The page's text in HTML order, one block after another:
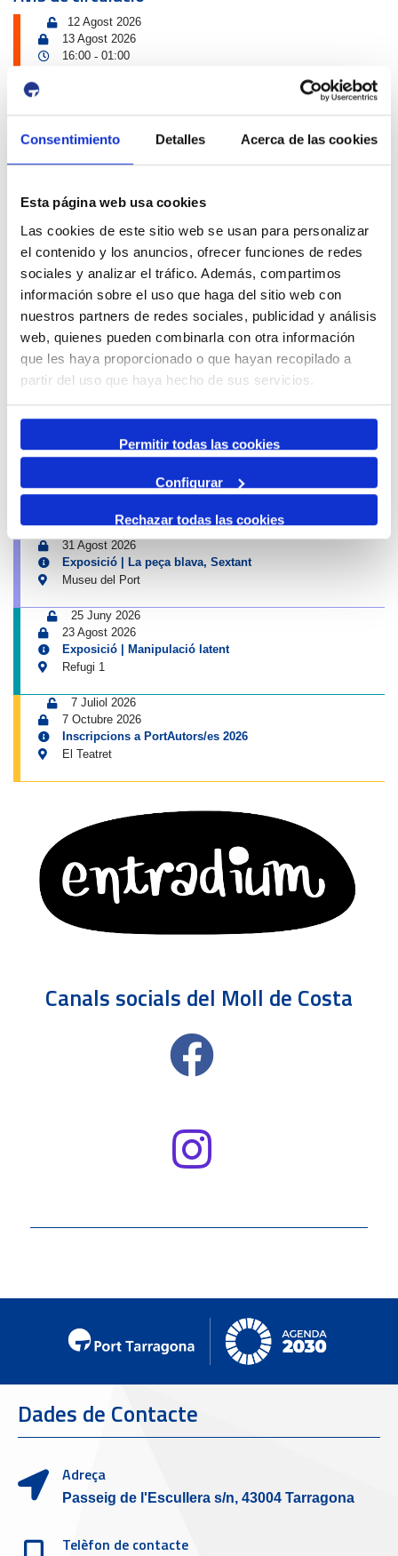
Consentimiento Detalles Acerca de las cookies
Esta página web usa cookies
Las cookies de este sitio web se usan para personalizar
el contenido y los anuncios, ofrecer funciones de redes
sociales y analizar el tráfico. Además, compartimos
información sobre el uso que haga del sitio web con
nuestros partners de redes sociales, publicidad y análisis
web, quienes pueden combinarla con otra información
que les haya proporcionado o que hayan recopilado a
partir del uso que haya hecho de sus servicios.
Permitir todas las cookies
Configurar
Rechazar todas las cookies
12 Agost 2026
13 Agost 2026
16:00 - 01:00
Propers esdeveniments Port i Ciutat
4 Juliol 2026
13 Setembre 2026
Cambrils
10 Juliol 2026
23 Agost 2026
Exposició | Boscos. Cartografies del temps i del gest
Refugi 1
26 Juny 2026
11 Octubre 2026
imatges
Museu del Port
25 Juny 2026
23 Agost 2026
Exposició | Històries d'amistat
Refugi 1
1 abril 2026
31 Agost 2026
Exposició | La peça blava, Sextant
Museu del Port
25 Juny 2026
23 Agost 2026
Exposició | Manipulació latent
Refugi 1
7 Juliol 2026
7 Octubre 2026
Inscripcions a PortAutors/es 2026
El Teatret
Canals socials del Moll de Costa
Dades de Contacte
Adreça
Passeig de l'Escullera s/n, 43004 Tarragona
Telèfon de contacte